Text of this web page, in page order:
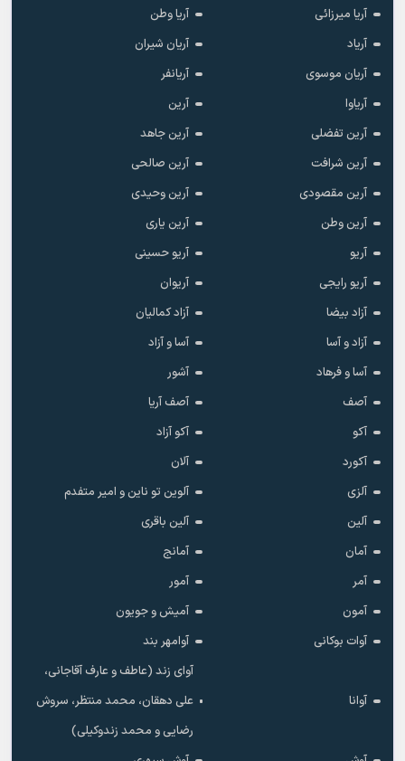
آریا میرزائی
آریا وطن
آریاد
آریان شیران
آریان موسوی
آریانفر
آریاوا
آرین
آرین تفضلی
آرین جاهد
آرین شرافت
آرین صالحی
آرین مقصودی
آرین وحیدی
آرین وطن
آرین یاری
آریو
آریو حسینی
آریو رایجی
آریوان
آزاد بیضا
آزاد کمالیان
آزاد و آسا
آسا و آزاد
آسا و فرهاد
آشور
آصف
آصف آریا
آکو
آکو آزاد
آکورد
آلان
آلزی
آلوین تو ناین و امیر متفدم
آلین
آلین باقری
آمان
آمانج
آمر
آمور
آمون
آمیش و جویون
آوات بوکانی
آوامهر بند
آوانا
آوای زند (عاطف و عارف آقاجانی،
علی دهقان، محمد منتظر، سروش
رضایی و محمد زندوکیلی)